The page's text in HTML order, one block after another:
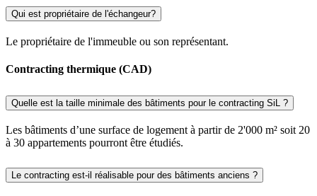
Qui est propriétaire de l'échangeur?
Le propriétaire de l'immeuble ou son représentant.
Contracting thermique (CAD)
Quelle est la taille minimale des bâtiments pour le contracting SiL ?
Les bâtiments d’une surface de logement à partir de 2'000 m² soit 20
à 30 appartements pourront être étudiés.
Le contracting est-il réalisable pour des bâtiments anciens ?